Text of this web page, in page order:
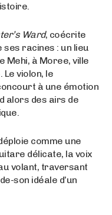
Ward, coécrite
ses racines : un lieu
Mehi, à Moree, ville
violon, le
à une émotion
alors des airs de
comme une
délicate, la voix
volant, traversant
son idéale d’un